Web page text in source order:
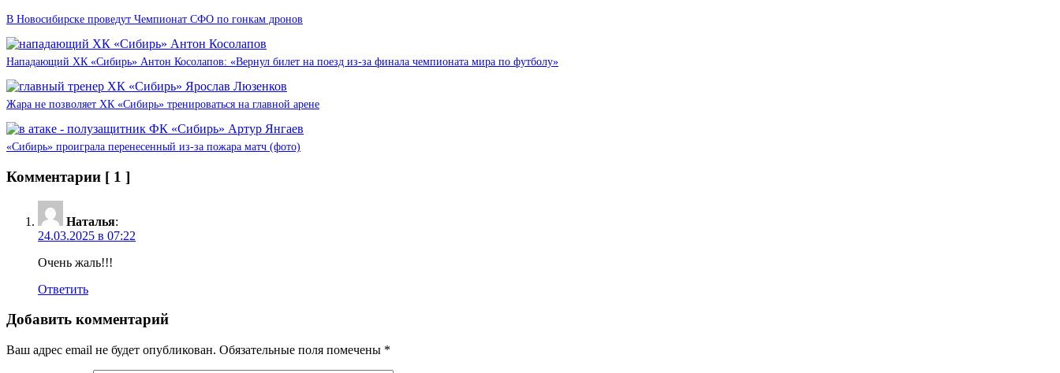
В Новосибирске проведут Чемпионат СФО по гонкам дронов
Нападающий ХК «Сибирь» Антон Косолапов: «Вернул билет на поезд из-за финала чемпионата мира по футболу»
Жара не позволяет ХК «Сибирь» тренироваться на главной арене
«Сибирь» проиграла перенесенный из-за пожара матч (фото)
Комментарии [ 1 ]
Наталья:
24.03.2025 в 07:22
Очень жаль!!!
Ответить
Добавить комментарий
Ваш адрес email не будет опубликован. Обязательные поля помечены *